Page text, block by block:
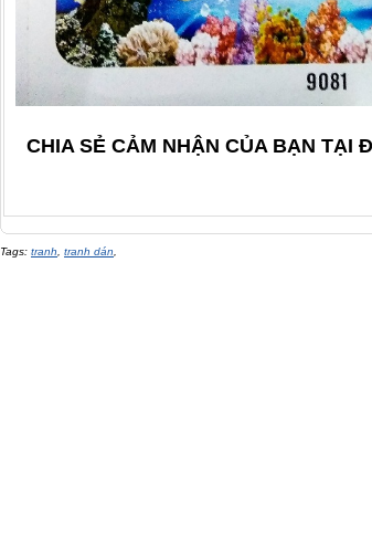
CHIA SẺ CẢM NHẬN CỦA BẠN TẠI
Tags: tranh tranh dán